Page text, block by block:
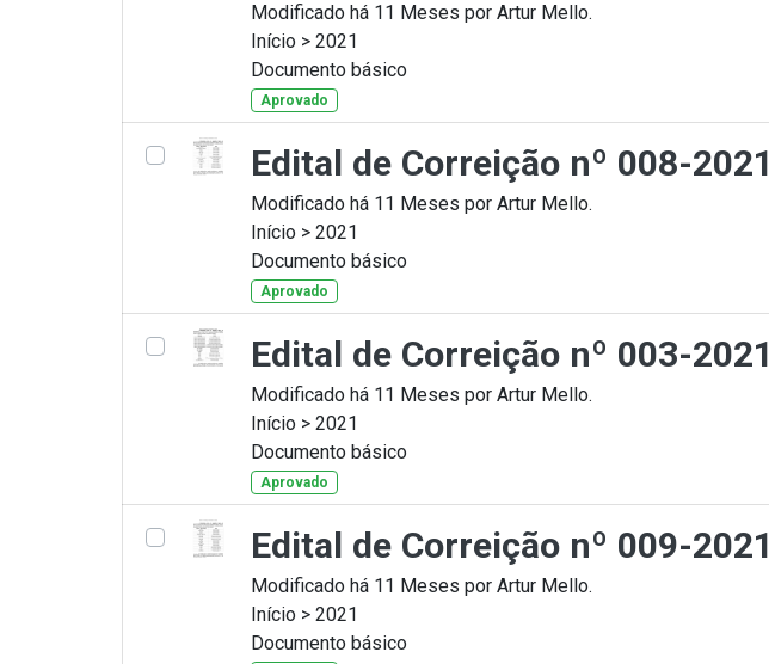
Modificado há 11 Meses por Artur Mello.
Início > 2021
Documento básico
Aprovado
Edital de Correição nº 008-2021
Modificado há 11 Meses por Artur Mello.
Início > 2021
Documento básico
Aprovado
Edital de Correição nº 003-2021
Modificado há 11 Meses por Artur Mello.
Início > 2021
Documento básico
Aprovado
Edital de Correição nº 009-2021
Modificado há 11 Meses por Artur Mello.
Início > 2021
Documento básico